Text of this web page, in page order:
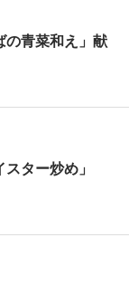
の青菜和え」献
ター炒め」